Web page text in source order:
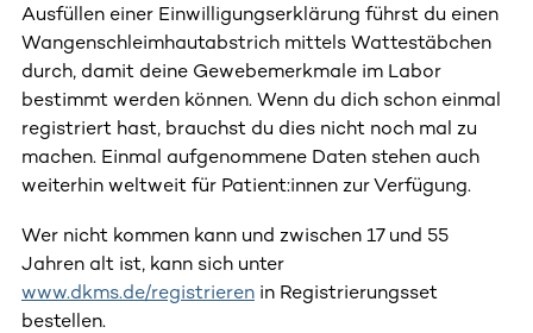
Ausfüllen einer Einwilligungserklärung führst du einen
Wangenschleimhautabstrich mittels Wattestäbchen
durch, damit deine Gewebemerkmale im Labor
bestimmt werden können. Wenn du dich schon einmal
registriert hast, brauchst du dies nicht noch mal zu
machen. Einmal aufgenommene Daten stehen auch
weiterhin weltweit für Patient:innen zur Verfügung.
Wer nicht kommen kann und zwischen 17 und 55
Jahren alt ist, kann sich unter
www.dkms.de/registrieren in Registrierungsset
bestellen.